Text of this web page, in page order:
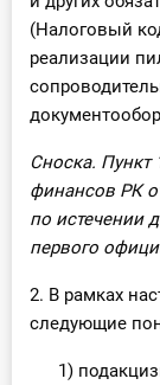
(Налоговый
реализации
Сноска. Пункт
финансов РК
по истечении
первого
2. В рамках
следующие
1)